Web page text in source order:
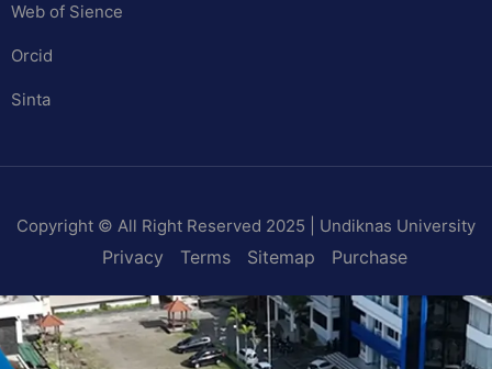
Web of Sience
Orcid
Sinta
Copyright © All Right Reserved 2025 | Undiknas University
Privacy Terms Sitemap Purchase